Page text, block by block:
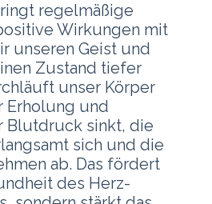
regelmäßige
Wirkungen mit
unseren Geist und
Zustand tiefer
unser Körper
Erholung und
Blutdruck sinkt, die
sich und die
ab. Das fördert
des Herz-